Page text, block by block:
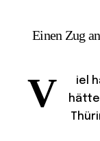
Einen Zug
V
iel
hätte